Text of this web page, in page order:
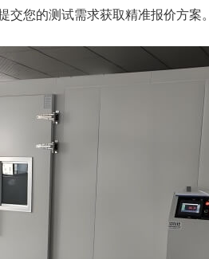
您的测试需求获取精准报价方案。